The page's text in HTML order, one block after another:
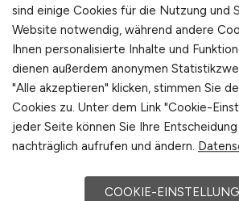
DMG MORI European Factories
27.07.2026
sind einige Cookies für die Nutzung und
Website notwendig, während andere
Ihnen personalisierte Inhalte und
dienen außerdem anonymen
"Alle akzeptieren" klicken, stimmen Sie
Cookies zu. Unter dem Link "Cookie-
jeder Seite können Sie Ihre
nachträglich aufrufen und ändern.
COOKIE-